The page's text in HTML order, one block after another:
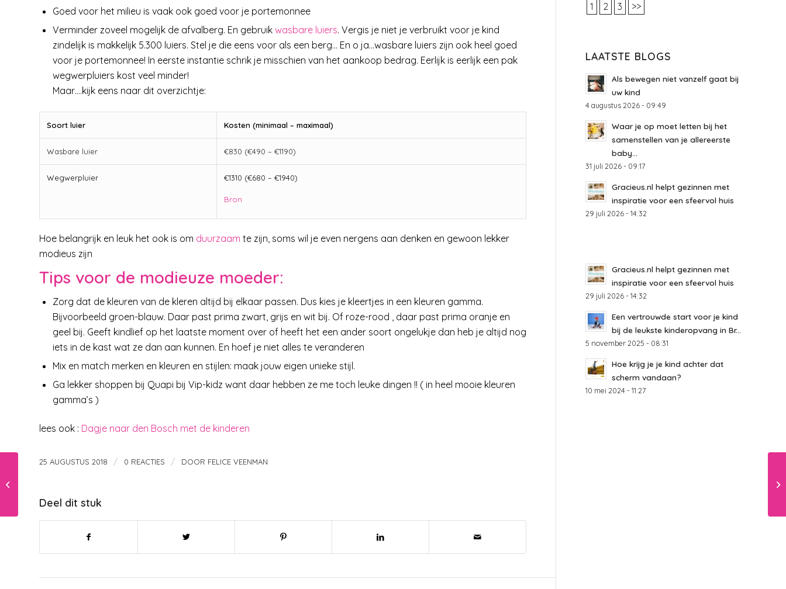
Goed voor het milieu is vaak ook goed voor je portemonnee
Verminder zoveel mogelijk de afvalberg. En gebruik wasbare luiers. Vergis je niet je verbruikt voor je kind
zindelijk is makkelijk 5.300 luiers. Stel je die eens voor als een berg… En o ja…wasbare luiers zijn ook heel goed
voor je portemonnee! In eerste instantie schrik je misschien van het aankoop bedrag. Eerlijk is eerlijk een pak
wegwerpluiers kost veel minder!
Maar….kijk eens naar dit overzichtje:
Soort luier Kosten (minimaal – maximaal)
Wasbare luier €830 (€490 – €1190)
Wegwerpluier €1310 (€680 – €1940)
Bron
Hoe belangrijk en leuk het ook is om duurzaam te zijn, soms wil je even nergens aan denken en gewoon lekker
modieus zijn
Tips voor de modieuze moeder:
Zorg dat de kleuren van de kleren altijd bij elkaar passen. Dus kies je kleertjes in een kleuren gamma.
Bijvoorbeeld groen-blauw. Daar past prima zwart, grijs en wit bij. Of roze-rood , daar past prima oranje en
geel bij. Geeft kindlief op het laatste moment over of heeft het een ander soort ongelukje dan heb je altijd nog
iets in de kast wat ze dan aan kunnen. En hoef je niet alles te veranderen
Mix en match merken en kleuren en stijlen: maak jouw eigen unieke stijl.
Ga lekker shoppen bij Quapi bij Vip-kidz want daar hebben ze me toch leuke dingen !! ( in heel mooie kleuren
gamma’s )
lees ook : Dagje naar den Bosch met de kinderen
25 AUGUSTUS 2018 / 0 REACTIES / DOOR FELICE VEENMAN
Deel dit stuk
1
2 3 >>
LAATSTE BLOGS
Als bewegen niet vanzelf gaat bij
uw kind
4 augustus 2026 - 09:49
Waar je op moet letten bij het
samenstellen van je allereerste
baby...
31 juli 2026 - 09:17
Gracieus.nl helpt gezinnen met
inspiratie voor een sfeervol huis
29 juli 2026 - 14:32
Gracieus.nl helpt gezinnen met
inspiratie voor een sfeervol huis
29 juli 2026 - 14:32
Een vertrouwde start voor je kind
bij de leukste kinderopvang in Br...
5 november 2025 - 08:31
Hoe krijg je je kind achter dat
scherm vandaan?
10 mei 2024 - 11:27